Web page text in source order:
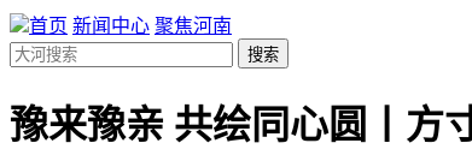
首页 新闻中心 聚焦河南
搜索
豫来豫亲 共绘同心圆丨方